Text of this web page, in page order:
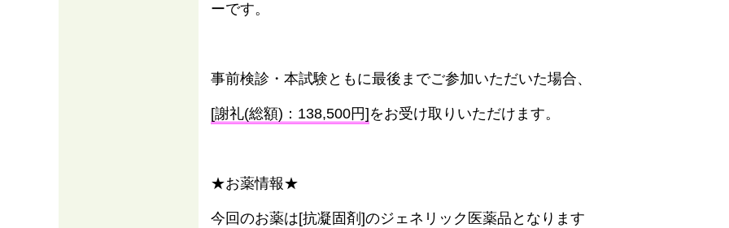
ーです。
事前検診・本試験ともに最後までご参加いただいた場合、
[謝礼(総額)：138,500円] をお受け取りいただけます。
★お薬情報★
今回のお薬は[抗凝固剤]のジェネリック医薬品となります